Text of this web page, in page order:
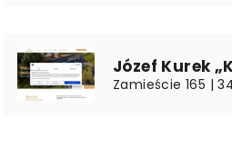
Józef Kurek
Zamieście 165 |